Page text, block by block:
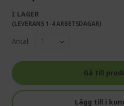
I LAGER
(LEVERANS 1-4 ARBETSDAGAR)
Antal:
Gå till
Lägg till i